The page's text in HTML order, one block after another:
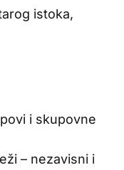
istoka,
i skupovne
– nezavisni i